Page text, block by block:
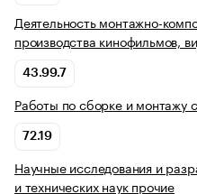
Деятельность монтажно-
производства кинофильмов,
43.99.7
Работы по сборке и монтажу
72.19
Научные исследования и
и технических наук прочие